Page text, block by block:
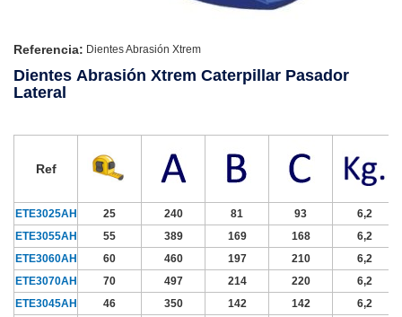
Referencia: Dientes Abrasión Xtrem
Dientes Abrasión Xtrem Caterpillar Pasador
Lateral
Ref
ETE3025AH 25 240 81 93
6,2
ETE3055AH
55 389 169 168
6,2
ETE3060AH
60 460 197 210
6,2
ETE3070AH
70 497 214 220
6,2
ETE3045AH
46 350 142 142
6,2